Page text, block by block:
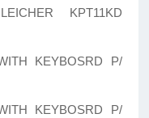
KPT11KD
KEYBOSRD P/
KEYBOSRD P/